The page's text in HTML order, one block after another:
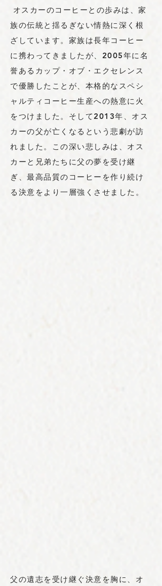
オスカーのコーヒーとの歩みは、家
族の伝統と揺るぎない情熱に深く根
ざしています。家族は長年コーヒー
に携わってきましたが、2005年に名
誉あるカップ・オブ・エクセレンス
で優勝したことが、本格的なスペシ
ャルティコーヒー生産への熱意に火
をつけました。そして2013年、オス
カーの父が亡くなるという悲劇が訪
れました。この深い悲しみは、オス
カーと兄弟たちに父の夢を受け継
ぎ、最高品質のコーヒーを作り続け
る決意をより一層強くさせました。
父の遺志を受け継ぐ決意を胸に、オ